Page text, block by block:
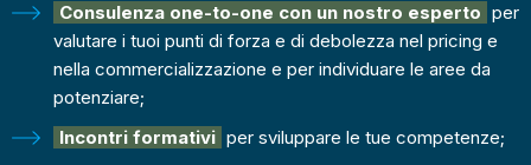
Consulenza one-to-one con un nostro esperto per
valutare i tuoi punti di forza e di debolezza nel pricing e
nella commercializzazione e per individuare le aree da
potenziare;
Incontri formativi per sviluppare le tue competenze;